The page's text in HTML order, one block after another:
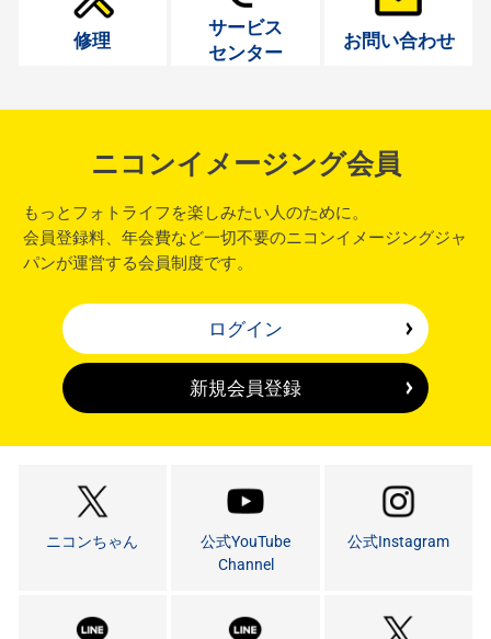
修理
サービス
センター
お問い合わせ
ニコンイメージング会員
もっとフォトライフを楽しみたい人のために。
会員登録料、年会費など一切不要のニコンイメージングジャ
パンが運営する会員制度です。
ログイン
新規会員登録
ニコンちゃん
公式YouTube
Channel
公式Instagram